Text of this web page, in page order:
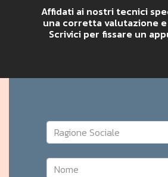
Affidati ai nostri tecnici
una corretta valutazione
Scrivici per fissare un
Ragione Sociale
Nome